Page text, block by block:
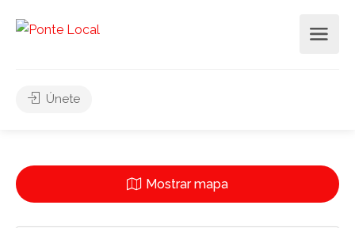
Únete
Mostrar mapa